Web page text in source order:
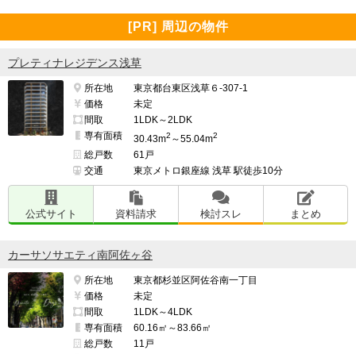
[PR] 周辺の物件
プレティナレジデンス浅草
所在地
東京都台東区浅草６-307-1
価格
未定
間取
1LDK～2LDK
専有面積
30.43m2 ～55.04m2
総戸数
61戸
交通
東京メトロ銀座線 浅草 駅徒歩10分
公式サイト 資料請求 検討スレ まとめ
カーサソサエティ南阿佐ヶ谷
所在地
東京都杉並区阿佐谷南一丁目
価格
未定
間取
1LDK～4LDK
専有面積
60.16㎡～83.66㎡
総戸数
11戸